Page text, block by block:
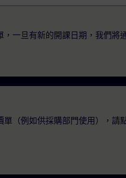
一旦有新的開課日期，我們將
單（例如供採購部門使用），